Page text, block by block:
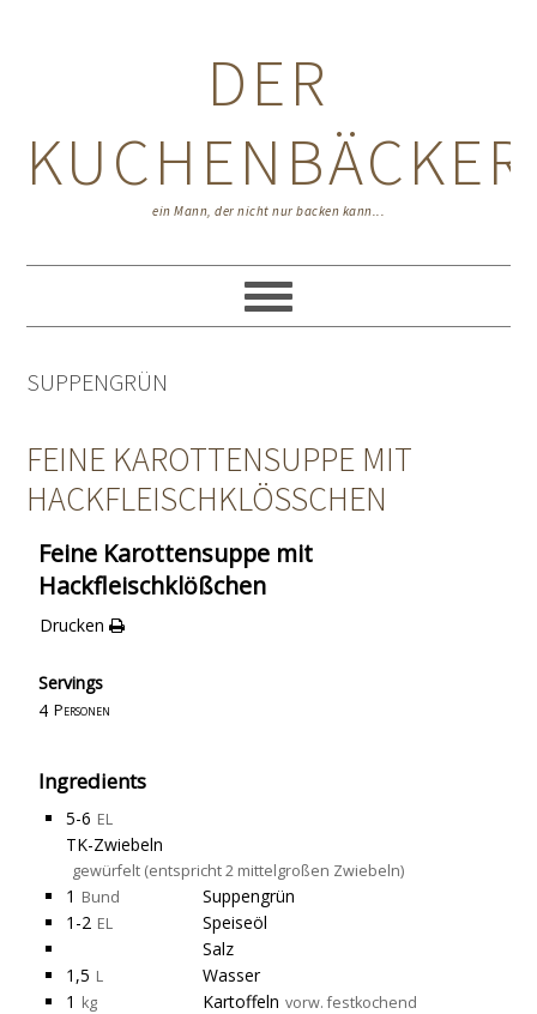
DER
KUCHENBÄCKER
ein Mann, der nicht nur backen kann...
SUPPENGRÜN
FEINE KAROTTENSUPPE MIT
HACKFLEISCHKLÖSSCHEN
Feine Karottensuppe mit
Hackfleischklößchen
Drucken
Servings
4 Personen
Ingredients
5-6 EL
TK-Zwiebeln
gewürfelt (entspricht 2 mittelgroßen Zwiebeln)
1 Bund
Suppengrün
1-2 EL
Speiseöl
Salz
1,5 L
Wasser
1 kg Kartoffeln vorw. festkochend